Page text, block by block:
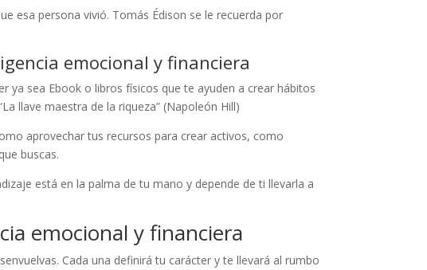
esa persona vivió. Tomás Édison se le recuerda por
emocional y financiera
ya sea Ebook o libros físicos que te ayuden a crear hábitos
llave maestra de la riqueza” (Napoleón Hill)
aprovechar tus recursos para crear activos, como
buscas.
está en la palma de tu mano y depende de ti llevarla a
emocional y financiera
Cada una definirá tu carácter y te llevará al rumbo